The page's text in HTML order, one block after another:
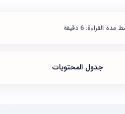
القراءة: 6 دقيقة
جدول المحتويات